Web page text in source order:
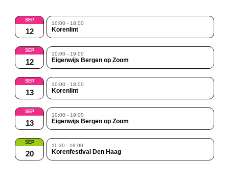
SEP
12
10:00 - 18:00
Korenlint
SEP
12
10:00 - 19:00
Eigenwijs Bergen op Zoom
SEP
13
10:00 - 18:00
Korenlint
SEP
13
10:00 - 19:00
Eigenwijs Bergen op Zoom
SEP
20
11:30 - 18:00
Korenfestival Den Haag